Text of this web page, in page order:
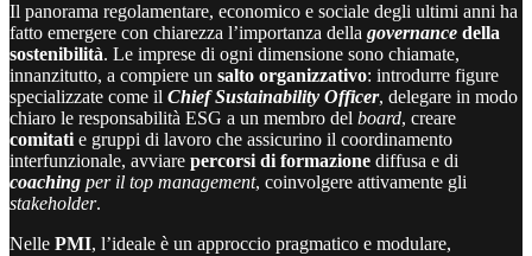
Il panorama regolamentare, economico e sociale degli ultimi anni ha
fatto emergere con chiarezza l’importanza della governance della
sostenibilità. Le imprese di ogni dimensione sono chiamate,
innanzitutto, a compiere un salto organizzativo: introdurre figure
specializzate come il Chief Sustainability Officer, delegare in modo
chiaro le responsabilità ESG a un membro del board, creare
comitatie gruppi di lavoro che assicurino il coordinamento
interfunzionale, avviare percorsi di formazione diffusa e di
coaching per il top management, coinvolgere attivamente gli
stakeholder.
Nelle PMI, l’ideale è un approccio pragmatico e modulare,